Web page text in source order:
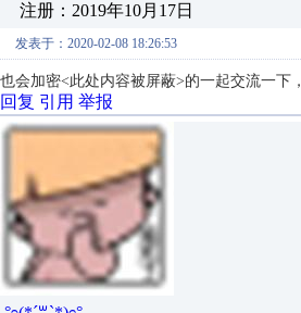
注册：2019年10月17日
发表于：2020-02-08 18:26:53
也会加密<此处内容被屏蔽>的一起交流一下，
回复 引用 举报